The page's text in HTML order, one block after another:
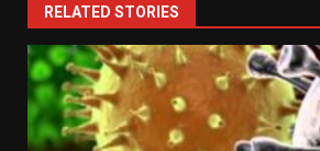
RELATED STORIES